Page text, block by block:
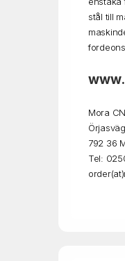
stål till
Mora
792 36
Tel: